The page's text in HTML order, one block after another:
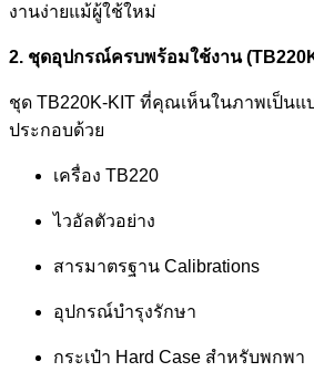
งานง่ายแม้ผู้ใช้ใหม่
2. ชุดอุปกรณ์ครบพร้อมใช้งาน
ชุด TB220K-KIT ที่คุณเห็นในภาพเป็นแ
ประกอบด้วย
เครื่อง TB220
ไวอัลตัวอย่าง
สารมาตรฐาน Calibrations
อุปกรณ์บำรุงรักษา
กระเป๋า Hard Case สำหรับพกพา